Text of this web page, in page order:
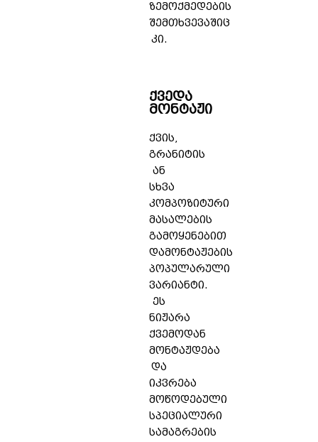
ზემოქმედების
შემთხვევაშიც
კი.
ქვედა
მონტაჟი
ქვის,
გრანიტის
ან
სხვა
კომპოზიტური
მასალების
გამოყენებით
დამონტაჟების
პოპულარული
ვარიანტი.
ეს
ნიჟარა
ქვემოდან
მონტაჟდება
და
იკვრება
მოწოდებული
სპეციალური
სამაგრების